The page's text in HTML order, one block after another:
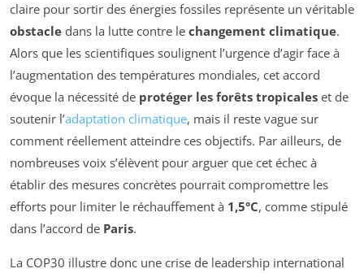
claire pour sortir des énergies fossiles représente un véritable
obstacle dans la lutte contre le changement climatique.
Alors que les scientifiques soulignent l’urgence d’agir face à
l’augmentation des températures mondiales, cet accord
évoque la nécessité de protéger les forêts tropicales et de
soutenir l’adaptation climatique, mais il reste vague sur
comment réellement atteindre ces objectifs. Par ailleurs, de
nombreuses voix s’élèvent pour arguer que cet échec à
établir des mesures concrètes pourrait compromettre les
efforts pour limiter le réchauffement à 1,5°C, comme stipulé
dans l’accord de Paris.
La COP30 illustre donc une crise de leadership international